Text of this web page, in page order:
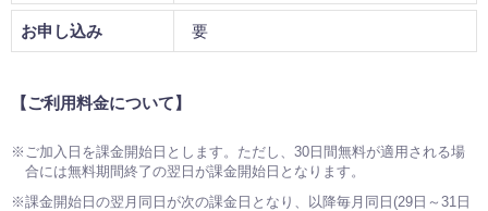
お申し込み 要
【ご利用料金について】
※ご加入日を課金開始日とします。ただし、30日間無料が適用される場
合には無料期間終了の翌日が課金開始日となります。
※課金開始日の翌月同日が次の課金日となり、以降毎月同日(29日～31日